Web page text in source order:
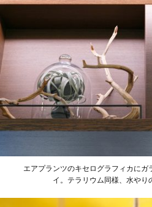
エアプランツのキセログラフィカに
イ。テラリウム同様、水やり